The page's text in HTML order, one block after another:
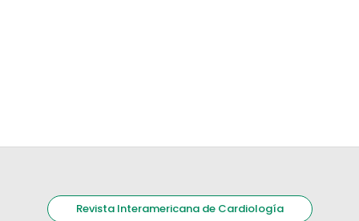
Revista Interamericana de Cardiología